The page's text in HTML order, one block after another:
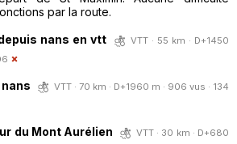
par la route.
nans en vtt
VTT · 55 km · D+1450
VTT · 70 km · D+1960 m · 906 vus · 134
du Mont Aurélien
VTT · 30 km · D+680